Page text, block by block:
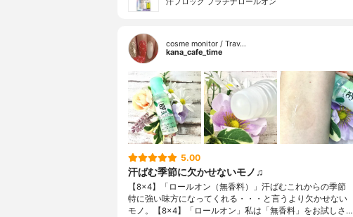
cosme monitor / Trav…
kana_cafe_time
5.00
汗ばむ季節に欠かせないモノ♫
【8×4】「ロールオン（無香料）」汗ばむこれからの季節
特に強い味方になってくれる・・・と言うより欠かせない
モノ。【8×4】「ロールオン」私は「無香料」をお試しさ…